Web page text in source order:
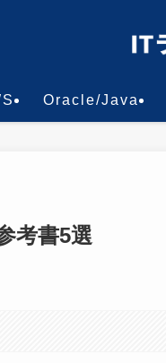
Oracle/Java
考書5選